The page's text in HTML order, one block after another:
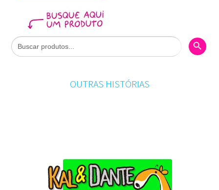
Search
for:
Search
OUTRAS HISTÓRIAS